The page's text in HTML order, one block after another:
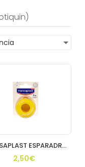
HANSAPLAST ESPARADRAPO HIPOALERGICO PAPEL
2,50€